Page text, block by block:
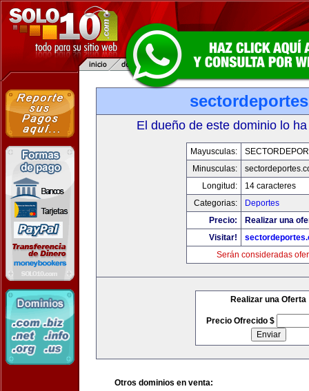
El dueño de este dominio lo
Mayusculas:
Minusculas:
Longitud:
14 caracteres
Categorias:
Deportes
Precio:
Realizar una
Visitar!
Serán consideradas
Realizar una Oferta
Precio Ofrecido $
Otros dominios en venta: